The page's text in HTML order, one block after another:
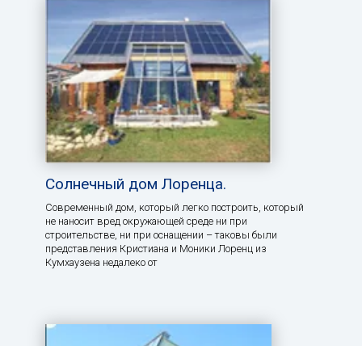
Солнечный дом Лоренца.
Современный дом, который легко построить, который
не наносит вред окружающей среде ни при
строительстве, ни при оснащении – таковы были
представления Кристиана и Моники Лоренц из
Кумхаузена недалеко от